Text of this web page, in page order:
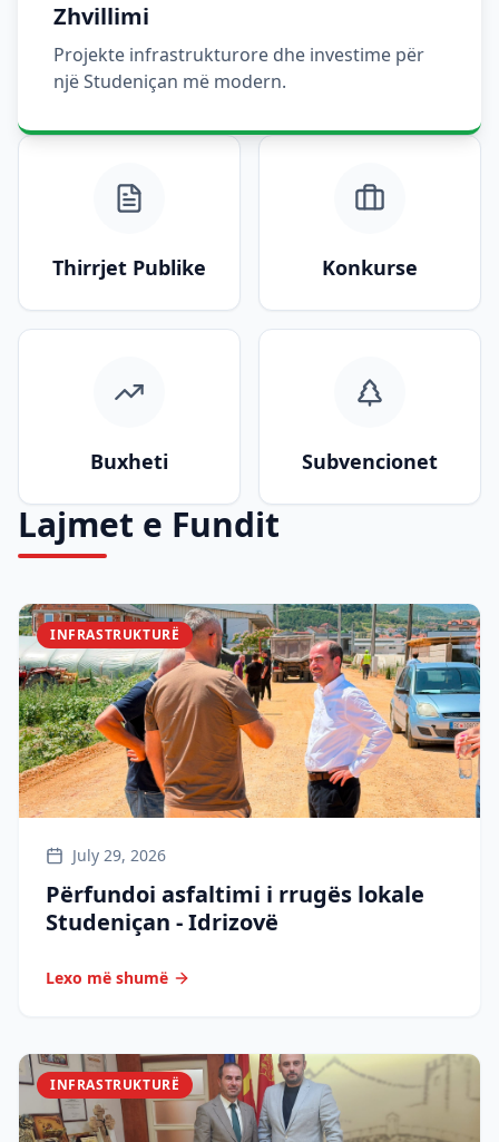
Zhvillimi
Projekte infrastrukturore dhe investime për
një Studeniçan më modern.
Thirrjet Publike Konkurse
Buxheti Subvencionet
Lajmet e Fundit
INFRASTRUKTURË
July 29, 2026
Përfundoi asfaltimi i rrugës lokale
Studeniçan - Idrizovë
Lexo më shumë
INFRASTRUKTURË